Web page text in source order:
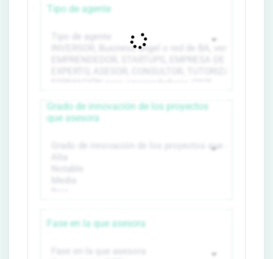
Tipo de agente
Grado de innovación de los proyectos
que asesora
Fase en la que asesora